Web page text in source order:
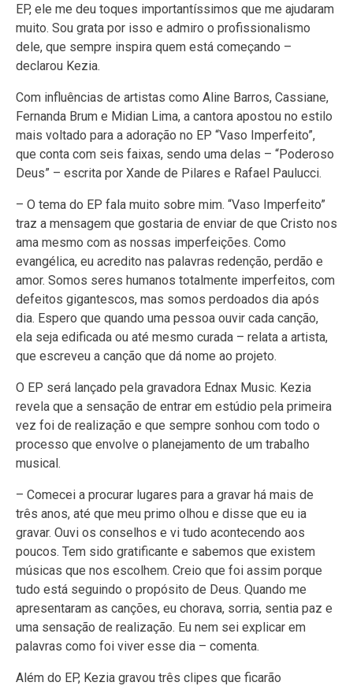
EP, ele me deu toques importantíssimos que me ajudaram
muito. Sou grata por isso e admiro o profissionalismo
dele, que sempre inspira quem está começando –
declarou Kezia.
Com influências de artistas como Aline Barros, Cassiane,
Fernanda Brum e Midian Lima, a cantora apostou no estilo
mais voltado para a adoração no EP “Vaso Imperfeito”,
que conta com seis faixas, sendo uma delas – “Poderoso
Deus” – escrita por Xande de Pilares e Rafael Paulucci.
– O tema do EP fala muito sobre mim. “Vaso Imperfeito”
traz a mensagem que gostaria de enviar de que Cristo nos
ama mesmo com as nossas imperfeições. Como
evangélica, eu acredito nas palavras redenção, perdão e
amor. Somos seres humanos totalmente imperfeitos, com
defeitos gigantescos, mas somos perdoados dia após
dia. Espero que quando uma pessoa ouvir cada canção,
ela seja edificada ou até mesmo curada – relata a artista,
que escreveu a canção que dá nome ao projeto.
O EP será lançado pela gravadora Ednax Music. Kezia
revela que a sensação de entrar em estúdio pela primeira
vez foi de realização e que sempre sonhou com todo o
processo que envolve o planejamento de um trabalho
musical.
– Comecei a procurar lugares para a gravar há mais de
três anos, até que meu primo olhou e disse que eu ia
gravar. Ouvi os conselhos e vi tudo acontecendo aos
poucos. Tem sido gratificante e sabemos que existem
músicas que nos escolhem. Creio que foi assim porque
tudo está seguindo o propósito de Deus. Quando me
apresentaram as canções, eu chorava, sorria, sentia paz e
uma sensação de realização. Eu nem sei explicar em
palavras como foi viver esse dia – comenta.
Além do EP, Kezia gravou três clipes que ficarão